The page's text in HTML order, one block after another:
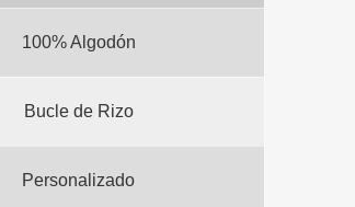
100% Algodón
Bucle de Rizo
Personalizado